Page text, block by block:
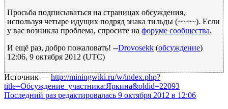
Просьба подписываться на страницах обсуждения,
используя четыре идущих подряд знака тильды (~~~~). Если
у вас возникла проблема, спросите на форуме сообщества.
И ещё раз, добро пожаловать! --Drovosekk (обсуждение)
12:06, 9 октября 2012 (UTC)
Источник — http://miningwiki.ru/w/index.php?
title=Обсуждение_участника:Яркина&oldid=22093
Последний раз редактировалась 9 октября 2012 в 12:06